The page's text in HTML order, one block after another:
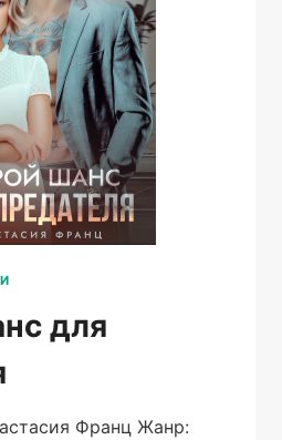
для
Франц Жанр: